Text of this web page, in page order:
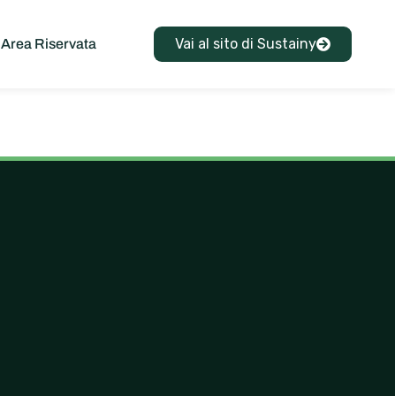
Area Riservata Vai al sito di Sustainy